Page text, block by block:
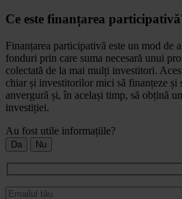
Ce este finanțarea
Finanțarea participativă este un mod de
fonduri prin care suma necesară unui
colectată de la mai mulți investitori.
chiar și investitorilor mici să finanțeze și
anvergură și, în același timp, să obțină
investiției.
Au fost utile informațiile?
Da Nu